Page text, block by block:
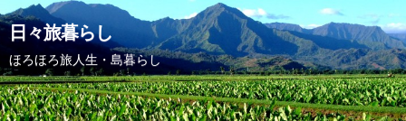
日々旅暮らし
ほろほろ旅人生・島暮らし